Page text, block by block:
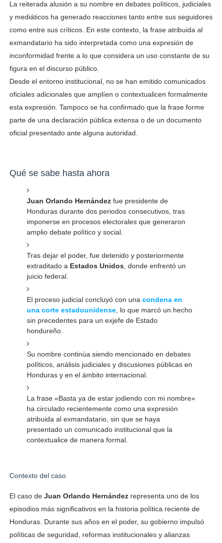
La reiterada alusión a su nombre en debates políticos, judiciales
y mediáticos ha generado reacciones tanto entre sus seguidores
como entre sus críticos. En este contexto, la frase atribuida al
exmandatario ha sido interpretada como una expresión de
inconformidad frente a lo que considera un uso constante de su
figura en el discurso público.
Desde el entorno institucional, no se han emitido comunicados
oficiales adicionales que amplíen o contextualicen formalmente
esta expresión. Tampoco se ha confirmado que la frase forme
parte de una declaración pública extensa o de un documento
oficial presentado ante alguna autoridad.
Qué se sabe hasta ahora
Juan Orlando Hernándezfue presidente de
Honduras durante dos periodos consecutivos, tras
imponerse en procesos electorales que generaron
amplio debate político y social.
Tras dejar el poder, fue detenido y posteriormente
extraditado a Estados Unidos , donde enfrentó un
juicio federal.
El proceso judicial concluyó con una condena en
una corte estadounidense, lo que marcó un hecho
sin precedentes para un exjefe de Estado
hondureño.
Su nombre continúa siendo mencionado en debates
políticos, análisis judiciales y discusiones públicas en
Honduras y en el ámbito internacional.
La frase «Basta ya de estar jodiendo con mi nombre»
ha circulado recientemente como una expresión
atribuida al exmandatario, sin que se haya
presentado un comunicado institucional que la
contextualice de manera formal.
Contexto del caso
El caso de Juan Orlando Hernándezrepresenta uno de los
episodios más significativos en la historia política reciente de
Honduras. Durante sus años en el poder, su gobierno impulsó
políticas de seguridad, reformas institucionales y alianzas